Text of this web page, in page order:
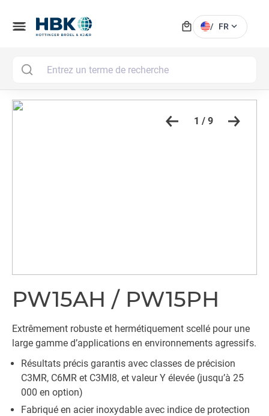
menu local_mall / FR expand_more
1 / 9
PW15AH / PW15PH
Extrêmement robuste et hermétiquement scellé pour une
large gamme d’applications en environnements agressifs.
Résultats précis garantis avec classes de précision
C3MR, C6MR et C3MI8, et valeur Y élevée (jusqu’à 25
000 en option)
Fabriqué en acier inoxydable avec indice de protection